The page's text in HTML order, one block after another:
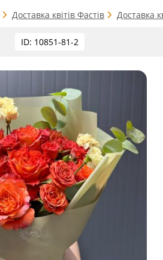
Доставка квітів Фастів Доставка
ID: 10851-81-2